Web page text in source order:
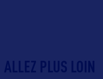
ALLEZ PLUS LOIN